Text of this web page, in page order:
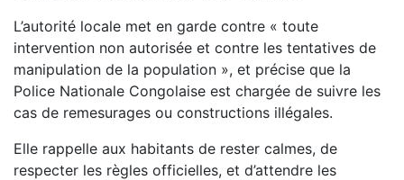
L’autorité locale met en garde contre « toute
intervention non autorisée et contre les tentatives de
manipulation de la population », et précise que la
Police Nationale Congolaise est chargée de suivre les
cas de remesurages ou constructions illégales.
Elle rappelle aux habitants de rester calmes, de
respecter les règles officielles, et d’attendre les